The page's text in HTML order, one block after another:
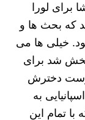
برای لورا
که بحث ها و
خیلی ها می
پخش شد برای
دخترش
به
تمام این